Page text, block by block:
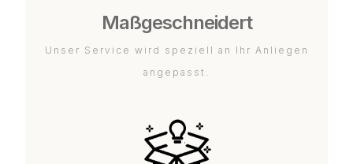
Maßgeschneidert
Unser Service wird speziell an Ihr Anliegen
angepasst.